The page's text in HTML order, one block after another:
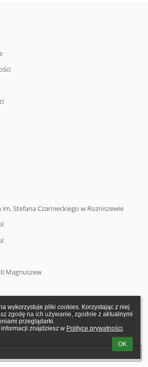
wykorzystuje pliki cookies. Korzystając z niej
zgodę na ich używanie, zgodnie z aktualnymi
przeglądarki.
znajdziesz w Polityce prywatności.
OK
im. Stefana Czarnieckiego w Rozniszewie
Magnuszew
adres e-mail: iod@eduodo.pl